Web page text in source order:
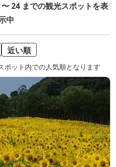
24 までの観光スポットを表
中
近い順
ット内での人気順となります